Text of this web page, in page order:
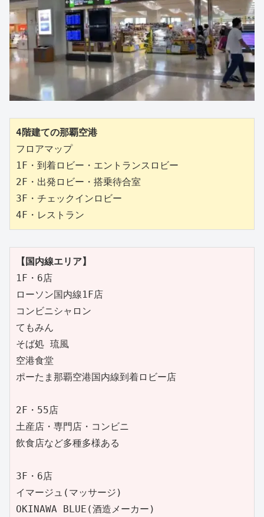
4階建ての那覇空港
フロアマップ
1F・到着ロビー・エントランスロビー
2F・出発ロビー・搭乗待合室
3F・チェックインロビー
4F・レストラン
【国内線エリア】
1F・6店
ローソン国内線1F店
コンビニシャロン
てもみん
そば処 琉風
空港食堂
ポーたま那覇空港国内線到着ロビー店
2F・55店
土産店・専門店・コンビニ
飲食店など多種多様ある
3F・6店
イマージュ(マッサージ)
OKINAWA BLUE(酒造メーカー)